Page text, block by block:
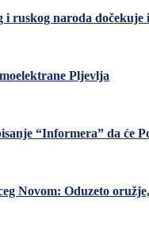
ruskog naroda dočekuje
Pljevlja
“Informera” da će
Novom: Oduzeto